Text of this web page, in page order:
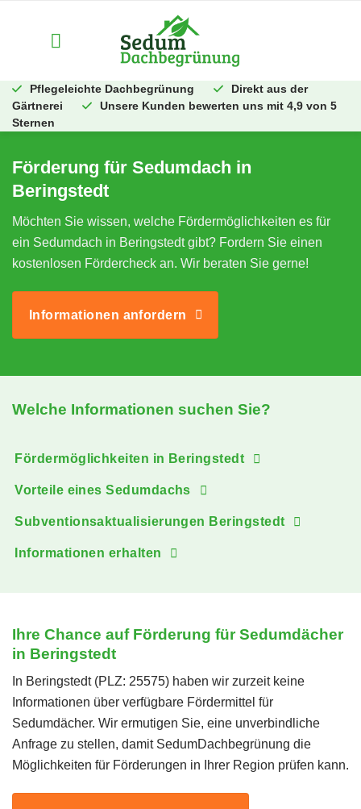
Pflegeleichte Dachbegrünung
Direkt aus der
Gärtnerei
Unsere Kunden bewerten uns mit 4,9 von 5
Sternen
Förderung für Sedumdach in
Beringstedt
Möchten Sie wissen, welche Fördermöglichkeiten es für
ein Sedumdach in Beringstedt gibt? Fordern Sie einen
kostenlosen Fördercheck an. Wir beraten Sie gerne!
Informationen anfordern
Welche Informationen suchen Sie?
Fördermöglichkeiten in Beringstedt
Vorteile eines Sedumdachs
Subventionsaktualisierungen Beringstedt
Informationen erhalten
Ihre Chance auf Förderung für Sedumdächer
in Beringstedt
In Beringstedt (PLZ: 25575) haben wir zurzeit keine
Informationen über verfügbare Fördermittel für
Sedumdächer. Wir ermutigen Sie, eine unverbindliche
Anfrage zu stellen, damit SedumDachbegrünung die
Möglichkeiten für Förderungen in Ihrer Region prüfen kann.